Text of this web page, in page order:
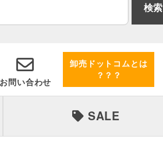
検索
お問い合わせ
卸売ドットコムとは
？？？
SALE